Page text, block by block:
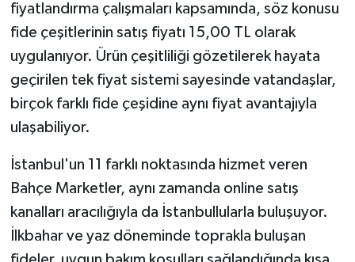
fiyatlandırma çalışmaları kapsamında, söz konusu
fide çeşitlerinin satış fiyatı 15,00 TL olarak
uygulanıyor. Ürün çeşitliliği gözetilerek hayata
geçirilen tek fiyat sistemi sayesinde vatandaşlar,
birçok farklı fide çeşidine aynı fiyat avantajıyla
ulaşabiliyor.
İstanbul'un 11 farklı noktasında hizmet veren
Bahçe Marketler, aynı zamanda online satış
kanalları aracılığıyla da İstanbullularla buluşuyor.
İlkbahar ve yaz döneminde toprakla buluşan